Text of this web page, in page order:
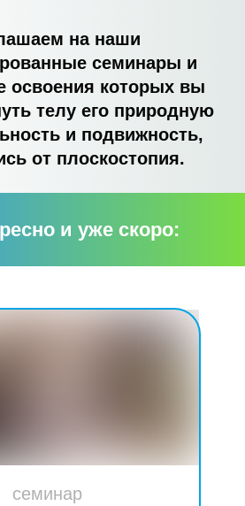
на наши
семинары и
освоения которых вы
телу его природную
и подвижность,
от плоскостопия.
и уже скоро:
семинар